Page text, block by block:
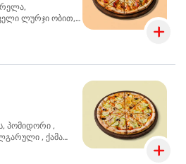
ლურჯი ობით,
, ქამა